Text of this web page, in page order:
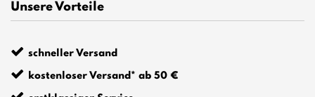
Unsere Vorteile
schneller Versand
kostenloser Versand* ab 50 €